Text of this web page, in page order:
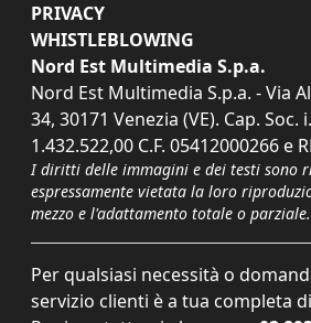
PRIVACY
WHISTLEBLOWING
Nord Est Multimedia S.p.a.
Nord Est Multimedia S.p.a. - Via
34, 30171 Venezia (VE). Cap. Soc.
1.432.522,00 C.F. 05412000266 e
I diritti delle immagini e dei testi sono
espressamente vietata la loro
mezzo e l'adattamento totale o parziale.
Per qualsiasi necessità o
servizio clienti è a tua completa